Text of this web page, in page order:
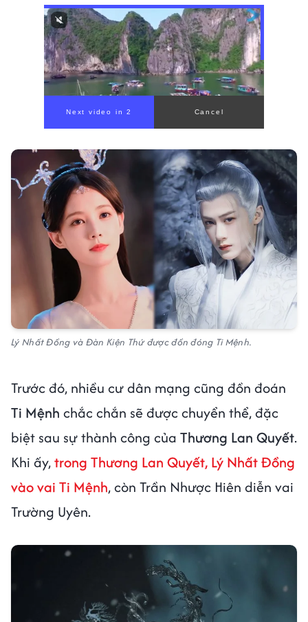
Lý Nhất Đồng và Đàn Kiện Thứ được đồn đóng Ti Mệnh.
Trước đó, nhiều cư dân mạng cũng đồn đoán
Ti Mệnh chắc chắn sẽ được chuyển thể, đặc
biệt sau sự thành công của Thương Lan Quyết.
Khi ấy,trong Thương Lan Quyết, Lý Nhất Đồng
vào vai Ti Mệnh, còn Trần Nhược Hiên diễn vai
Trường Uyên.